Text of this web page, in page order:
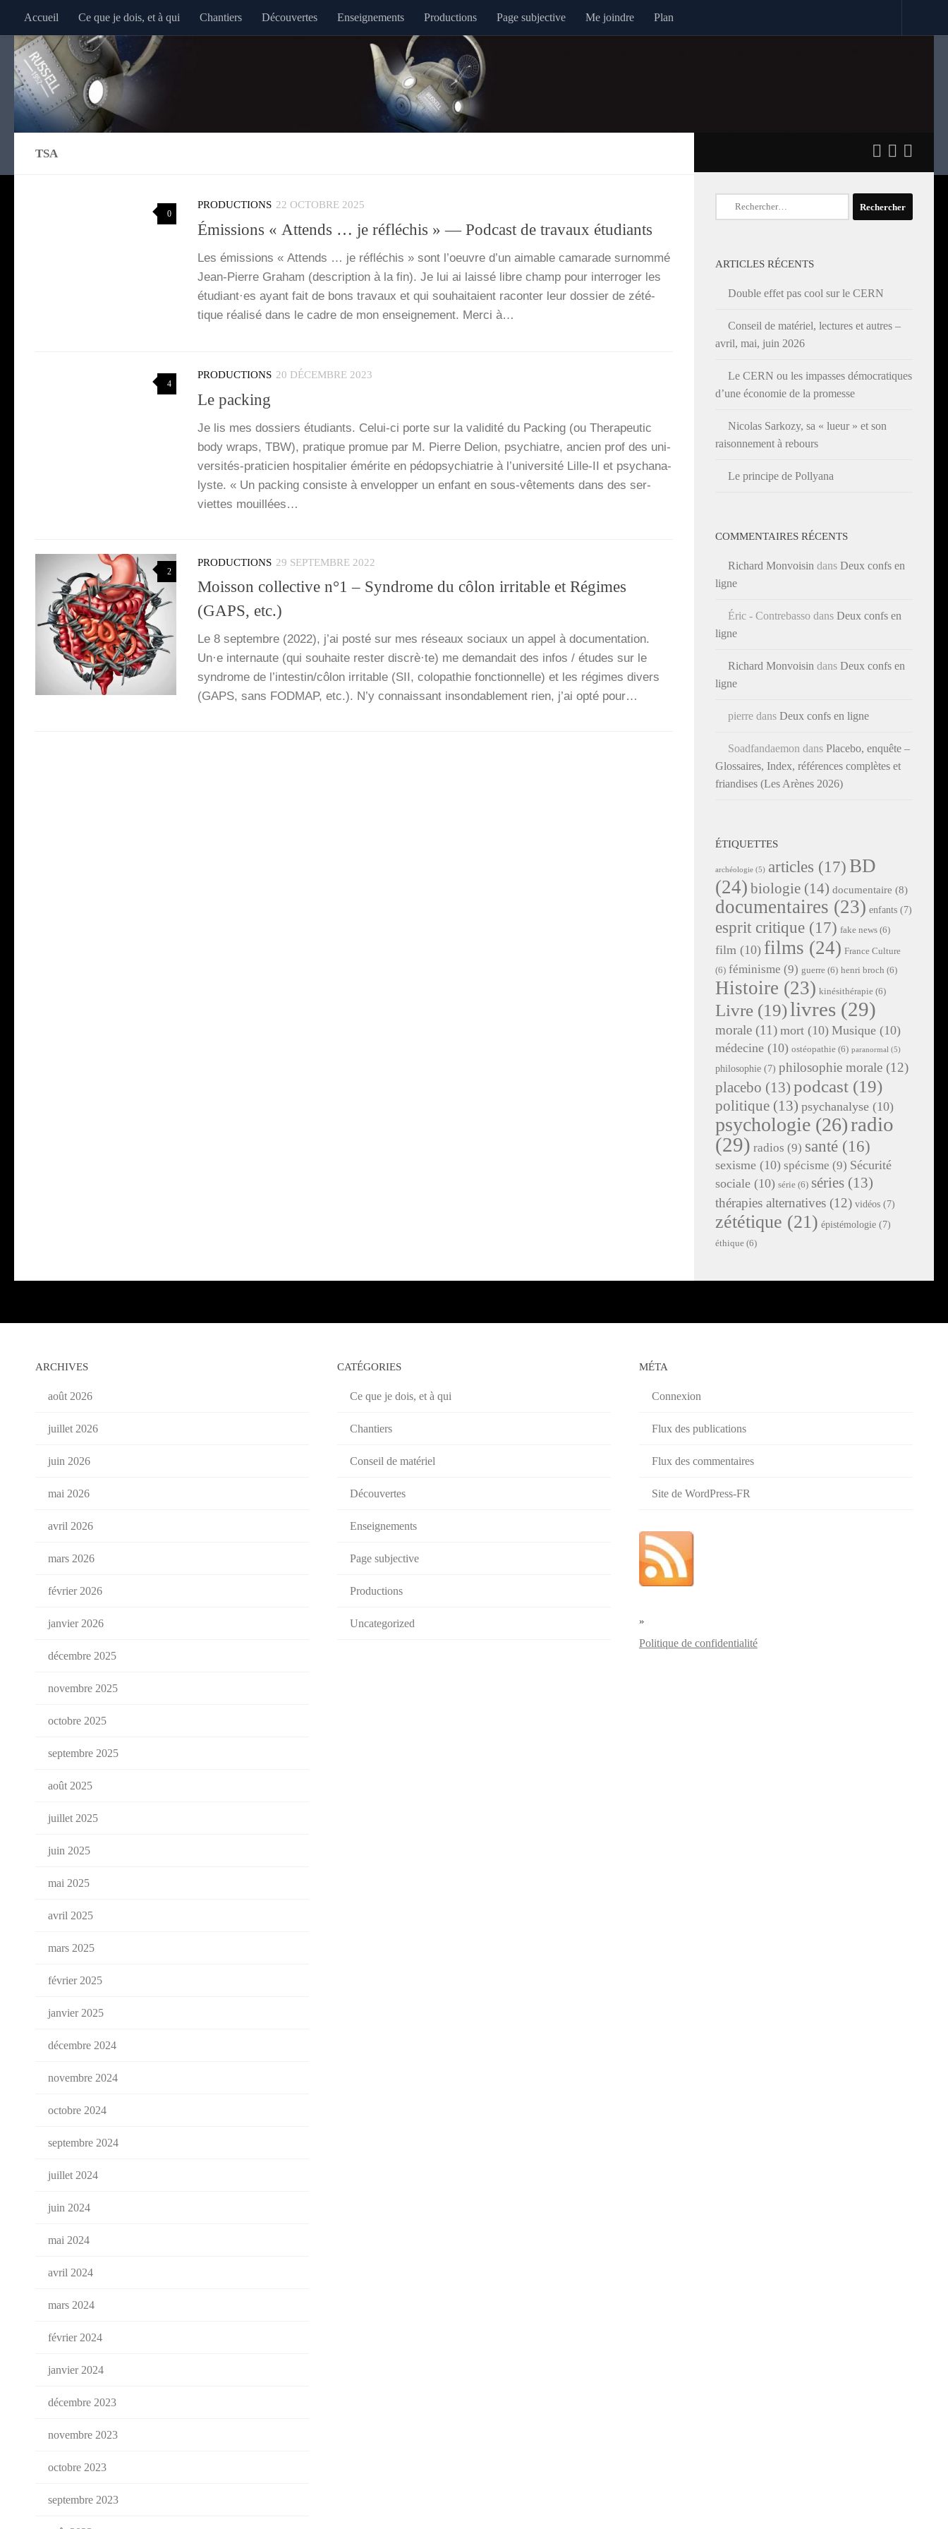
Au dessous du contenu
Accueil Ce que je dois, et à qui Chantiers Découvertes Enseignements Productions Page subjective Me joindre Plan
TSA
0
PRODUCTIONS 22 OCTOBRE 2025
Émissions « Attends … je réfléchis » — Podcast de travaux étudiants
Les émis­sions « Attends … je réflé­chis » sont l’oeuvre d’un aimable cama­rade sur­nom­mé
Jean-Pierre Gra­ham (des­crip­tion à la fin). Je lui ai lais­sé libre champ pour inter­ro­ger les
étudiant·es ayant fait de bons tra­vaux et qui sou­hai­taient racon­ter leur dos­sier de zété­
tique réa­li­sé dans le cadre de mon ensei­gne­ment. Mer­ci à…
4
PRODUCTIONS 20 DÉCEMBRE 2023
Le packing
Je lis mes dos­siers étu­diants. Celui-ci porte sur la vali­di­té du Packing (ou The­ra­peu­tic
body wraps, TBW), pra­tique pro­mue par M. Pierre Delion, psy­chiatre, ancien prof des uni­­
ver­­si­­tés-pra­­ti­­cien hos­pi­ta­lier émé­rite en pédo­psy­chia­trie à l’u­ni­ver­si­té Lille-II et psy­cha­na­
lyste. « Un packing consiste à enve­lop­per un enfant en sous-vête­­ments dans des ser­
viettes mouillées…
2
PRODUCTIONS 29 SEPTEMBRE 2022
Moisson collective n°1 – Syndrome du côlon irritable et Régimes
(GAPS, etc.)
Le 8 sep­tembre (2022), j’ai pos­té sur mes réseaux sociaux un appel à docu­men­ta­tion.
Un·e inter­naute (qui sou­haite res­ter discrè·te) me deman­dait des infos / études sur le
syn­drome de l’intestin/côlon irri­table (SII, colo­pa­thie fonc­tion­nelle) et les régimes divers
(GAPS, sans FODMAP, etc.). N’y connais­sant inson­da­ble­ment rien, j’ai opté pour…
Rechercher :
ARTICLES RÉCENTS
Double effet pas cool sur le CERN
Conseil de matériel, lectures et autres –
avril, mai, juin 2026
Le CERN ou les impasses démocratiques
d’une économie de la promesse
Nicolas Sarkozy, sa « lueur » et son
raisonnement à rebours
Le principe de Pollyana
COMMENTAIRES RÉCENTS
Richard Monvoisin dans Deux confs en
ligne
Éric - Contrebasso dans Deux confs en
ligne
Richard Monvoisin dans Deux confs en
ligne
pierre dans Deux confs en ligne
Soadfandaemon dans Placebo, enquête –
Glossaires, Index, références complètes et
friandises (Les Arènes 2026)
ÉTIQUETTES
archéologie (5) articles (17) BD
(24) biologie (14) documentaire (8)
documentaires (23) enfants (7)
esprit critique (17) fake news (6)
film (10) films (24) France Culture
(6) féminisme (9) guerre (6) henri broch (6)
Histoire (23) kinésithérapie (6)
Livre (19)livres (29)
morale (11) mort (10) Musique (10)
médecine (10) ostéopathie (6) paranormal (5)
philosophie (7) philosophie morale (12)
placebo (13) podcast (19)
politique (13) psychanalyse (10)
psychologie (26)radio
(29) radios (9) santé (16)
sexisme (10) spécisme (9) Sécurité
sociale (10) série (6) séries (13)
thérapies alternatives (12) vidéos (7)
zététique (21) épistémologie (7)
éthique (6)
ARCHIVES
août 2026
juillet 2026
juin 2026
mai 2026
avril 2026
mars 2026
février 2026
janvier 2026
décembre 2025
novembre 2025
octobre 2025
septembre 2025
août 2025
juillet 2025
juin 2025
mai 2025
avril 2025
mars 2025
février 2025
janvier 2025
décembre 2024
novembre 2024
octobre 2024
septembre 2024
juillet 2024
juin 2024
mai 2024
avril 2024
mars 2024
février 2024
janvier 2024
décembre 2023
novembre 2023
octobre 2023
septembre 2023
CATÉGORIES
Ce que je dois, et à qui
Chantiers
Conseil de matériel
Découvertes
Enseignements
Page subjective
Productions
Uncategorized
MÉTA
Connexion
Flux des publications
Flux des commentaires
Site de WordPress-FR
»
Politique de confidentialité